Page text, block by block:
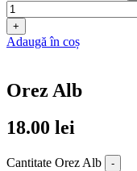
+
Adaugă în coș
Orez Alb
18.00 lei
Cantitate Orez Alb -